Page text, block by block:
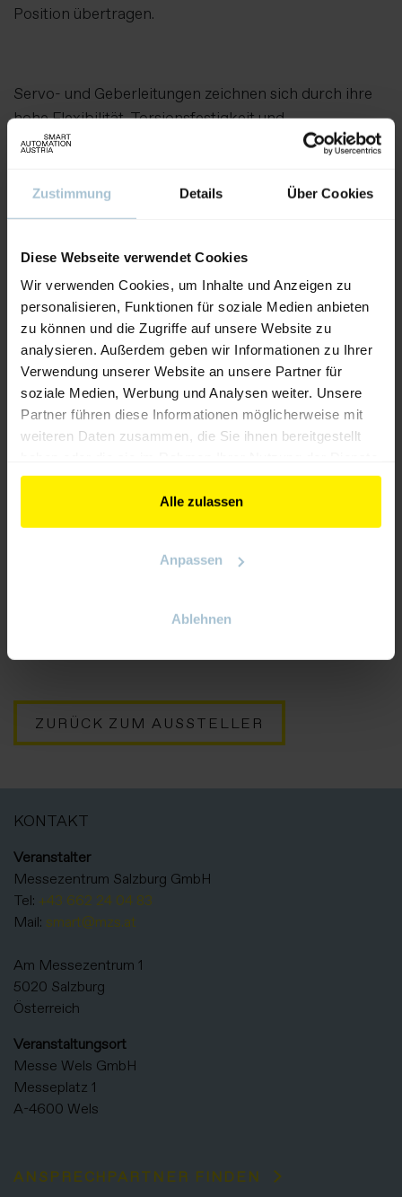
Zustimmung Details Über Cookies
Diese Webseite verwendet Cookies
Wir verwenden Cookies, um Inhalte und Anzeigen zu
personalisieren, Funktionen für soziale Medien anbieten
zu können und die Zugriffe auf unsere Website zu
analysieren. Außerdem geben wir Informationen zu Ihrer
Verwendung unserer Website an unsere Partner für
soziale Medien, Werbung und Analysen weiter. Unsere
Partner führen diese Informationen möglicherweise mit
weiteren Daten zusammen, die Sie ihnen bereitgestellt
gesammelt haben.
Alle zulassen
Anpassen
Ablehnen
Position übertragen.
Servo- und Geberleitungen zeichnen sich durch ihre
hohe Flexibilität, Torsionsfestigkeit und
elektromagnetische Verträglichkeit aus. Sie sind
Chemikalien und gewährleisten eine lange
Lebensdauer, selbst unter anspruchsvollen
Aussteller: Kabel Sterner GmbH
Weitere Produkte von diesem Aussteller
Abschirmgeflechte
ZURÜCK ZUM AUSSTELLER
KONTAKT
Veranstalter
Messezentrum Salzburg GmbH
Tel: +43 662 24 04 83
Mail: smart@mzs.at
Am Messezentrum 1
5020 Salzburg
Österreich
Veranstaltungsort
Messe Wels GmbH
Messeplatz 1
A-4600 Wels
ANSPRECHPARTNER FINDEN